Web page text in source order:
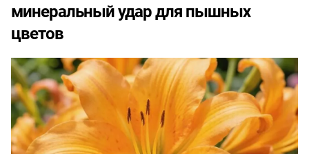
минеральный удар для пышных
цветов